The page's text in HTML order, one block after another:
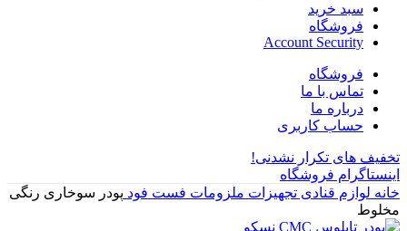
سبد خرید
فروشگاه
Account Security
فروشگاه
تماس با ما
درباره ما
حساب کاربری
تخفیف های تکرار نشدنی!
اینستاگرام فروشگاه
خانه لوازم قنادی تجهیزات ملزومات فست فود پودر سوخاری رنگی
مخلوط